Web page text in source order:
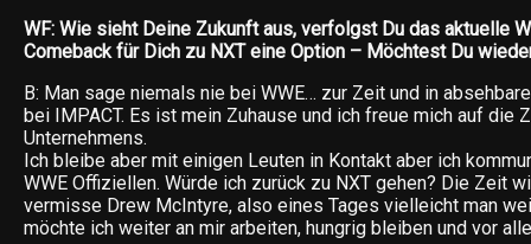
WF: Wie sieht Deine Zukunft aus, verfolgst Du das aktuelle
Comeback für Dich zu NXT eine Option – Möchtest Du
B: Man sage niemals nie bei WWE… zur Zeit und in
bei IMPACT. Es ist mein Zuhause und ich freue mich auf die
Unternehmens.
Ich bleibe aber mit einigen Leuten in Kontakt aber ich
WWE Offiziellen. Würde ich zurück zu NXT gehen? Die Zeit
vermisse Drew McIntyre, also eines Tages vielleicht man
möchte ich weiter an mir arbeiten, hungrig bleiben und vor